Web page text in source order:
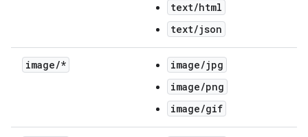
text/html
text/json
image/*
image/jpg
image/png
image/gif